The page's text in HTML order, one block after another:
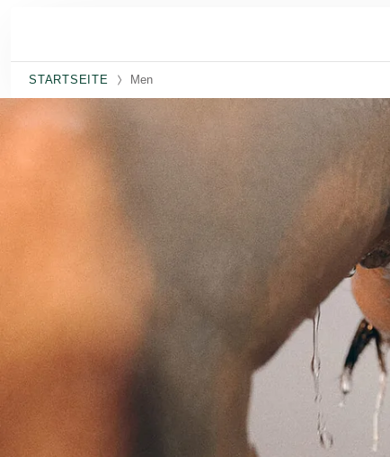
STARTSEITE Men